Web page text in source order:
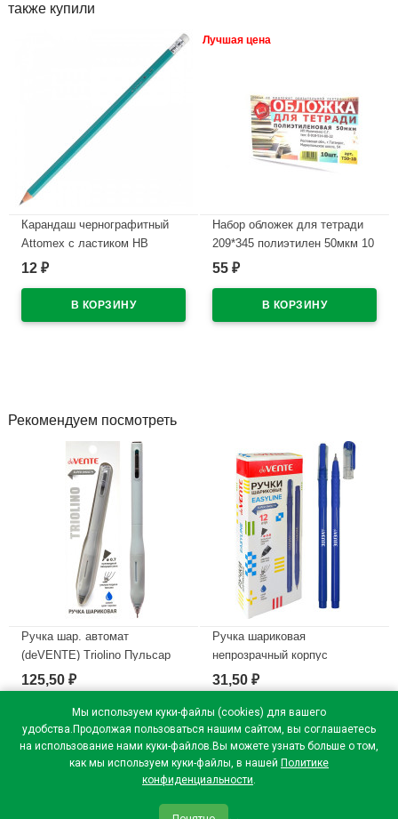
Мы используем куки-файлы (cookies) для вашего
удобства.Продолжая пользоваться нашим сайтом, вы соглашаетесь
на использование нами куки-файлов.Вы можете узнать больше о том,
как мы используем куки-файлы, в нашей Политике
конфиденциальности.
также купили
Карандаш чернографитный
Attomex с ластиком НВ
зеленый корпус, пластиковый
12 ₽
Лучшая цена
Набор обложек для тетради
209*345 полиэтилен 50мкм 10
штук в наборе арт Т50-10
55 ₽
Рекомендуем посмотреть
Ручка шар. автомат
(deVENTE) Triolino Пульсар
(Pulsar) н/
проз.корп.синий,0,7мм
арт.5070611 (Ст12)
В наличии
125,50 ₽
Ручка шариковая
непрозрачный корпус
(deVENTE) Простые линии
(EasyLine) синий, 0,7мм, игла
синий корпус арт.5073626
В наличии
31,50 ₽